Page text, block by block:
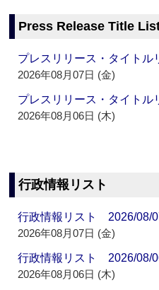
Press Release Title
プレスリリース・タイト
2026年08月07日 (金)
プレスリリース・タイト
2026年08月06日 (木)
行政情報リスト
行政情報リスト 2026/08/
2026年08月07日 (金)
行政情報リスト 2026/08/
2026年08月06日 (木)